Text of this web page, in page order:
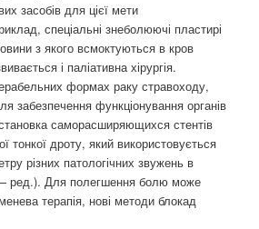
засобів для цієї мети
спеціальні знеболюючі пластирі
з якого всмоктуються в кров
і паліативна хірургія.
формах раку стравоходу,
забезпечення функціонування органів
саморасширяющихся стентів
тонкої дроту, який використовується
різних патологічних звужень в
ред.). Для полегшення болю може
терапія, нові методи блокад